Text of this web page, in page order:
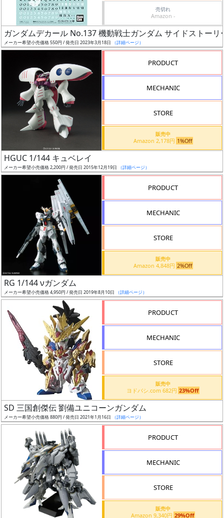
ル
ー
ズ・
況
売
切
含
抽
選
売切れ
Amazon -
ガンダムデカール No.137 機動戦士ガンダム サイドストーリ
メーカー希望小売価格 550円 / 発売日 2023年3月18日 （詳細ページ）
PRODUCT
MECHANIC
STORE
販売中
Amazon 2,178円 1%Off
HGUC 1/144 キュベレイ
メーカー希望小売価格 2,200円 / 発売日 2015年12月19日 （詳細ページ）
PRODUCT
MECHANIC
STORE
販売中
Amazon 4,848円 2%Off
RG 1/144 νガンダム
メーカー希望小売価格 4,950円 / 発売日 2019年8月10日 （詳細ページ）
PRODUCT
MECHANIC
STORE
販売中
ヨドバシ.com 682円 23%Off
SD 三国創傑伝 劉備ユニコーンガンダム
メーカー希望小売価格 880円 / 発売日 2021年1月16日 （詳細ページ）
PRODUCT
MECHANIC
STORE
販売中
Amazon 9,340円 29%Off